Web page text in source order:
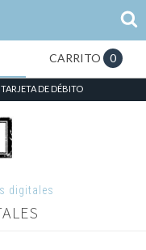
CARRITO 0
DE DÉBITO
digitales